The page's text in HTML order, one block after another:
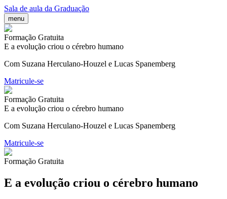
Sala de aula da Graduação
menu
Formação Gratuita
E a evolução criou o cérebro humano
Com Suzana Herculano-Houzel e Lucas Spanemberg
Matricule-se
Formação Gratuita
E a evolução criou o cérebro humano
Com Suzana Herculano-Houzel e Lucas Spanemberg
Matricule-se
Formação Gratuita
E a evolução criou o cérebro humano